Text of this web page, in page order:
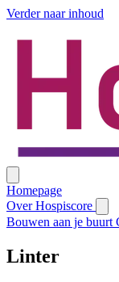
Verder naar inhoud
Homepage
Over Hospiscore
Bouwen aan je buurt
Linter